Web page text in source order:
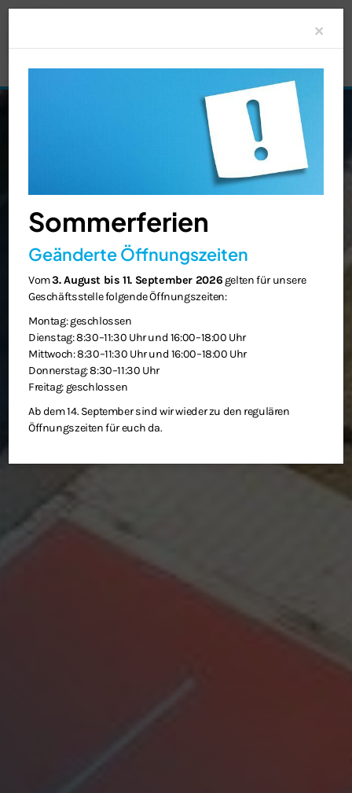
×
Sommerferien
Geänderte Öffnungszeiten
Vom3. August bis 11. September 2026 gelten für unsere
Geschäftsstelle folgende Öffnungszeiten:
Montag: geschlossen
Dienstag: 8:30–11:30 Uhr und 16:00–18:00 Uhr
Mittwoch: 8:30–11:30 Uhr und 16:00–18:00 Uhr
Donnerstag: 8:30–11:30 Uhr
Freitag: geschlossen
Ab dem 14. September sind wir wieder zu den regulären
Öffnungszeiten für euch da.